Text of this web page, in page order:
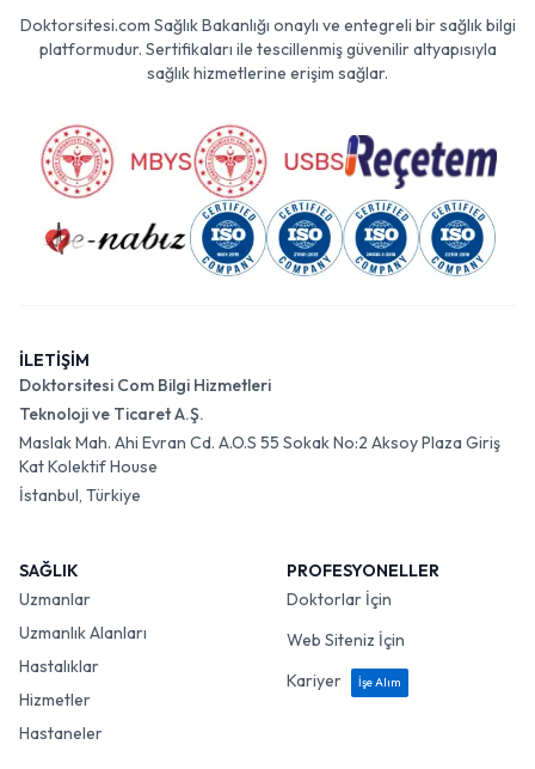
Doktorsitesi.com Sağlık Bakanlığı onaylı ve entegreli bir sağlık bilgi
platformudur. Sertifikaları ile tescillenmiş güvenilir altyapısıyla
sağlık hizmetlerine erişim sağlar.
İLETİŞİM
Doktorsitesi Com Bilgi Hizmetleri
Teknoloji ve Ticaret A.Ş.
Maslak Mah. Ahi Evran Cd. A.O.S 55 Sokak No:2 Aksoy Plaza Giriş
Kat Kolektif House
İstanbul, Türkiye
SAĞLIK
Uzmanlar
Uzmanlık Alanları
Hastalıklar
Hizmetler
Hastaneler
PROFESYONELLER
Doktorlar İçin
Web Siteniz İçin
Kariyer
İşe Alım